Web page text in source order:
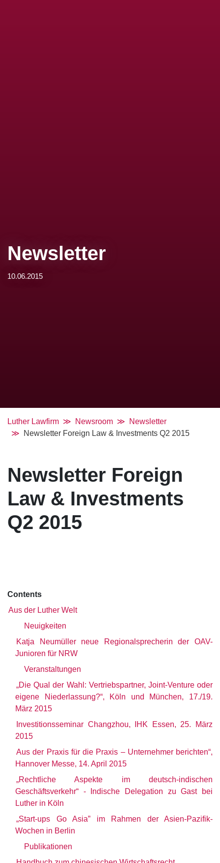
Newsletter
10.06.2015
Luther Lawfirm Newsroom
Newsletter
Newsletter Foreign Law & Investments Q2 2015
Newsletter Foreign
Law & Investments
Q2 2015
Contents
Aus der Luther Welt
Neuigkeiten
Katja Neumüller neue Regionalsprecherin der OAV-
Junioren für NRW
Veranstaltungen
„Die Qual der Wahl: Vertriebspartner, Joint-Venture oder
eigene Niederlassung?“, Köln und München, 17./19.
März 2015
Investitionsseminar Changzhou, IHK Essen, 25. März
2015
Aus der Praxis für die Praxis – Unternehmer berichten“,
Hannover Messe, 14. April 2015
„Rechtliche Aspekte im deutsch-indischen
Geschäftsverkehr“ - Indische Delegation zu Gast bei
Luther in Köln
„Start-ups Go Asia” im Rahmen der Asien-Pazifik-
Wochen in Berlin
Publikationen